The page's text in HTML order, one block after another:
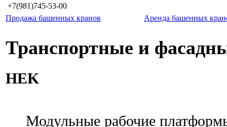
+7(981)745-53-00
Продажа башенных кранов
Аренда башенных
Транспортные и
HEK
Модульные рабочие